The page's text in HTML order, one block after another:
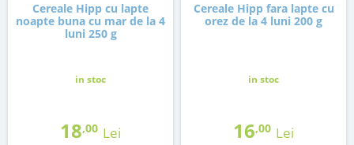
Cereale Hipp cu lapte
noapte buna cu mar de la 4
luni 250 g
in stoc
18,00 Lei
Cereale Hipp fara lapte cu
orez de la 4 luni 200 g
in stoc
16,00 Lei